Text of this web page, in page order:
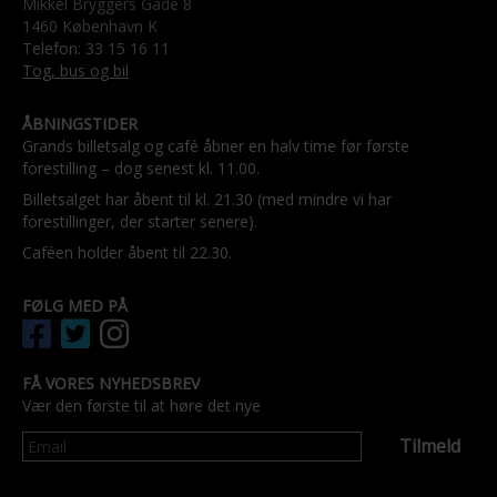
1460 København K
Telefon: 33 15 16 11
Tog, bus og bil
ÅBNINGSTIDER
Grands billetsalg og café åbner en halv time før første
forestilling – dog senest kl. 11.00.
Billetsalget har åbent til kl. 21.30 (med mindre vi har
forestillinger, der starter senere).
Caféen holder åbent til 22.30.
FØLG MED PÅ
FÅ VORES NYHEDSBREV
Vær den første til at høre det nye
Tilmeld